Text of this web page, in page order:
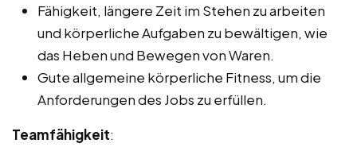
Fähigkeit, längere Zeit im Stehen zu arbeiten
und körperliche Aufgaben zu bewältigen, wie
das Heben und Bewegen von Waren.
Gute allgemeine körperliche Fitness, um die
Anforderungen des Jobs zu erfüllen.
Teamfähigkeit: